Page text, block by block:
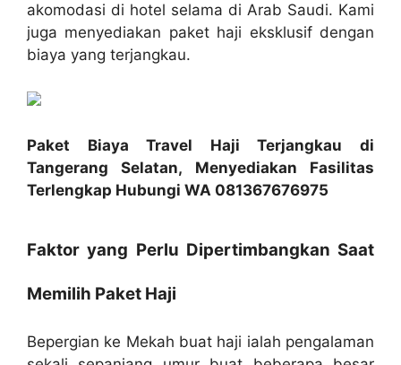
akomodasi di hotel selama di Arab Saudi. Kami
juga menyediakan paket haji eksklusif dengan
biaya yang terjangkau.
Paket Biaya Travel Haji Terjangkau di
Tangerang Selatan, Menyediakan Fasilitas
Terlengkap Hubungi WA 081367676975
Faktor yang Perlu Dipertimbangkan Saat
Memilih Paket Haji
Bepergian ke Mekah buat haji ialah pengalaman